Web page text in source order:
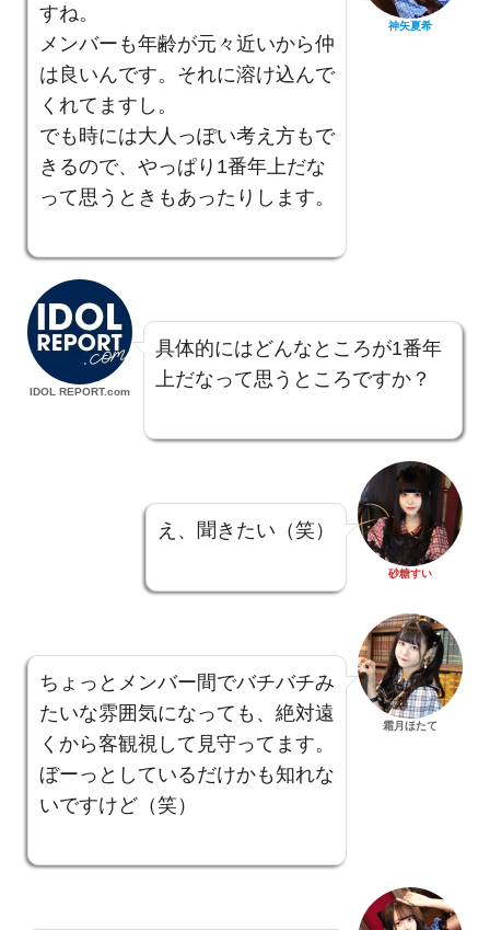
すね。
メンバーも年齢が元々近いから仲
は良いんです。それに溶け込んで
くれてますし。
でも時には大人っぽい考え方もで
きるので、やっぱり1番年上だな
って思うときもあったりします。
神矢夏希
IDOL REPORT.com
具体的にはどんなところが1番年
上だなって思うところですか？
え、聞きたい（笑）
砂糖すい
ちょっとメンバー間でバチバチみ
たいな雰囲気になっても、絶対遠
くから客観視して見守ってます。
ぼーっとしているだけかも知れな
いですけど（笑）
霜月ほたて